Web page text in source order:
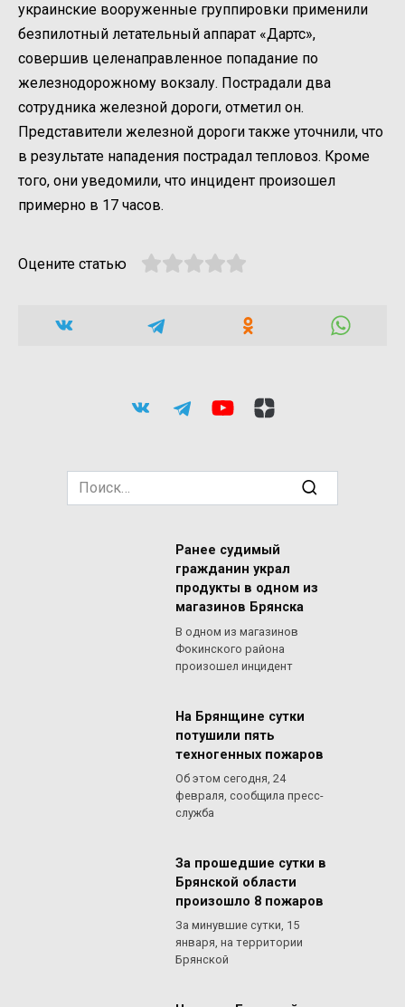
украинские вооруженные группировки применили
безпилотный летательный аппарат «Дартс»,
совершив целенаправленное попадание по
железнодорожному вокзалу. Пострадали два
сотрудника железной дороги, отметил он.
Представители железной дороги также уточнили, что
в результате нападения пострадал тепловоз. Кроме
того, они уведомили, что инцидент произошел
примерно в 17 часов.
Оцените статью
Search
for:
Ранее судимый
гражданин украл
продукты в одном из
магазинов Брянска
В одном из магазинов
Фокинского района
произошел инцидент
На Брянщине сутки
потушили пять
техногенных пожаров
Об этом сегодня, 24
февраля, сообщила пресс-
служба
За прошедшие сутки в
Брянской области
произошло 8 пожаров
За минувшие сутки, 15
января, на территории
Брянской